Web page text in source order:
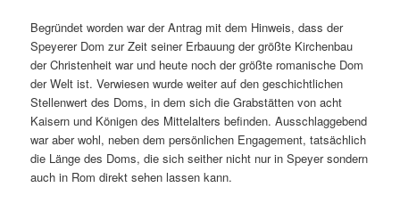
Begründet worden war der Antrag mit dem Hinweis, dass der
Speyerer Dom zur Zeit seiner Erbauung der größte Kirchenbau
der Christenheit war und heute noch der größte romanische Dom
der Welt ist. Verwiesen wurde weiter auf den geschichtlichen
Stellenwert des Doms, in dem sich die Grabstätten von acht
Kaisern und Königen des Mittelalters befinden. Ausschlaggebend
war aber wohl, neben dem persönlichen Engagement, tatsächlich
die Länge des Doms, die sich seither nicht nur in Speyer sondern
auch in Rom direkt sehen lassen kann.